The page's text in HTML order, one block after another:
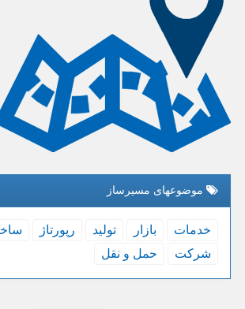
موضوعهای مسیرساز
خدمات بازار تولید رپورتاژ
شركت
حمل و نقل